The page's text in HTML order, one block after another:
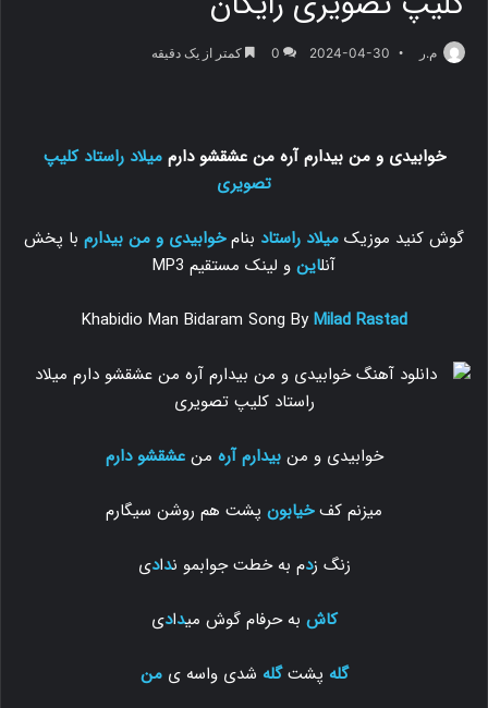
م.ر 2024-04-30
0 کمتر از یک دقیقه
خوابیدی و من بیدارم آره من عشقشو دارممیلاد راستاد کلیپ
تصویری
گوش کنید موزیک میلاد راستاد بنامخوابیدی و من بیدارم با پخش
آنلاین و لینک مستقیم MP3
Khabidio Man Bidaram Song ByMilad Rastad
خوابیدی و منبیدارم آره منعشقشو دارم
میزنم کفخیابون پشت هم روشن سیگارم
زنگ زدم به خطت جوابمو ندادی
کاش به حرفام گوش میدادی
گله پشتگله شدی واسه یمن